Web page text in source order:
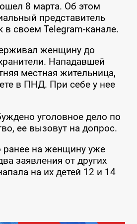
8 марта. Об этом
представитель
своем Telegram-канале.
женщину до
Нападавшей
местная жительница,
в ПНД. При себе у нее
уголовное дело по
ее вызовут на допрос.
ранее на женщину уже
заявления от других
на их детей 12 и 14